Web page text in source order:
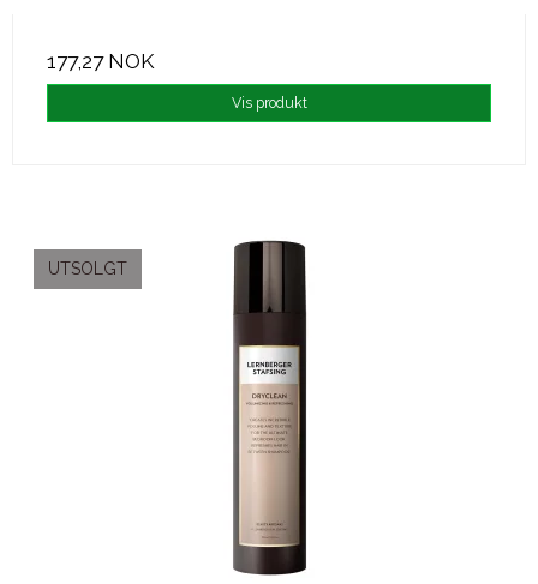
177,27 NOK
Vis produkt
UTSOLGT